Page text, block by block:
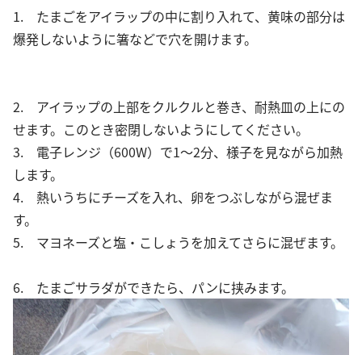
1. たまごをアイラップの中に割り入れて、黄味の部分は
爆発しないように箸などで穴を開けます。
2. アイラップの上部をクルクルと巻き、耐熱皿の上にの
せます。このとき密閉しないようにしてください。
3. 電子レンジ（600W）で1～2分、様子を見ながら加熱
します。
4. 熱いうちにチーズを入れ、卵をつぶしながら混ぜま
す。
5. マヨネーズと塩・こしょうを加えてさらに混ぜます。
6. たまごサラダができたら、パンに挟みます。